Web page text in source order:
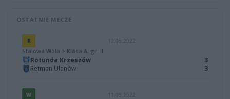
OSTATNIE MECZE
R 19.06.2022
Stalowa Wola > Klasa A, gr. II
Rotunda Krzeszów
3
Retman Ulanów
3
W 11.06.2022